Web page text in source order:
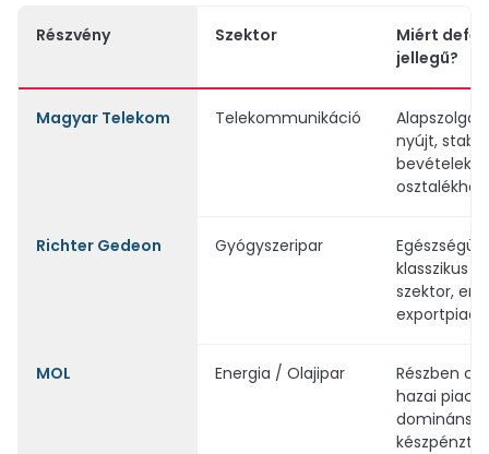
Részvény Szektor
Miért
jellegű?
Magyar Telekom Telekommunikáció
nyújt, stabil
Richter Gedeon Gyógyszeripar
klasszikus
szektor,
MOL Energia / Olajipar
Részben
hazai
domináns,